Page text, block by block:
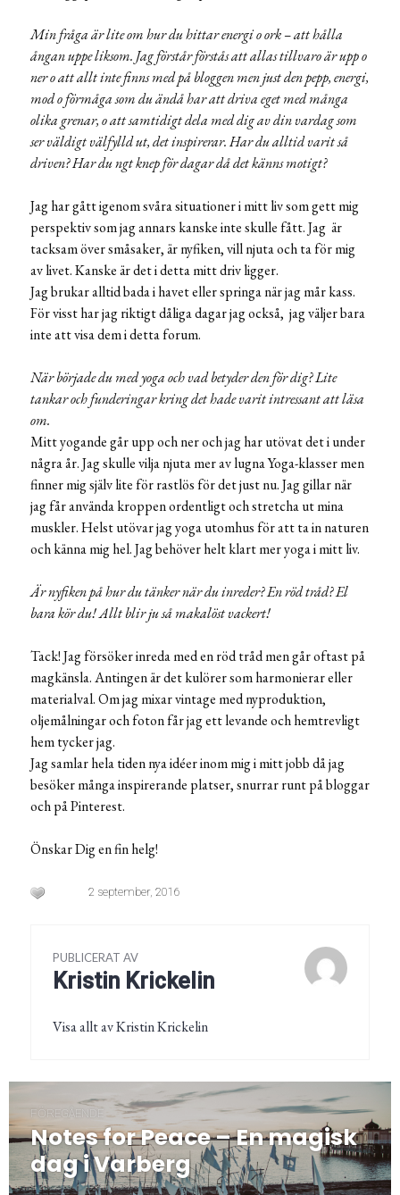
Min fråga är lite om hur du hittar energi o ork – att hålla
ångan uppe liksom. Jag förstår förstås att allas tillvaro är upp o
ner o att allt inte finns med på bloggen men just den pepp, energi,
mod o förmåga som du ändå har att driva eget med många
olika grenar, o att samtidigt dela med dig av din vardag som
ser väldigt välfylld ut, det inspirerar. Har du alltid varit så
driven? Har du ngt knep för dagar då det känns motigt?
Jag har gått igenom svåra situationer i mitt liv som gett mig
perspektiv som jag annars kanske inte skulle fått. Jag är
tacksam över småsaker, är nyfiken, vill njuta och ta för mig
av livet. Kanske är det i detta mitt driv ligger.
Jag brukar alltid bada i havet eller springa när jag mår kass.
För visst har jag riktigt dåliga dagar jag också, jag väljer bara
inte att visa dem i detta forum.
När började du med yoga och vad betyder den för dig? Lite
tankar och funderingar kring det hade varit intressant att läsa
om.
Mitt yogande går upp och ner och jag har utövat det i under
några år. Jag skulle vilja njuta mer av lugna Yoga-klasser men
finner mig själv lite för rastlös för det just nu. Jag gillar när
jag får använda kroppen ordentligt och stretcha ut mina
muskler. Helst utövar jag yoga utomhus för att ta in naturen
och känna mig hel. Jag behöver helt klart mer yoga i mitt liv.
Är nyfiken på hur du tänker när du inreder? En röd tråd? El
bara kör du! Allt blir ju så makalöst vackert!
Tack! Jag försöker inreda med en röd tråd men går oftast på
magkänsla. Antingen är det kulörer som harmonierar eller
materialval. Om jag mixar vintage med nyproduktion,
oljemålningar och foton får jag ett levande och hemtrevligt
hem tycker jag.
Jag samlar hela tiden nya idéer inom mig i mitt jobb då jag
besöker många inspirerande platser, snurrar runt på bloggar
och på Pinterest.
Önskar Dig en fin helg!
2 september, 2016
PUBLICERAT AV
Kristin Krickelin
Visa allt av Kristin Krickelin
Inläggsnavigering
FÖREGÅENDE
Föregående
post:
Notes for Peace – En magisk
dag i Varberg